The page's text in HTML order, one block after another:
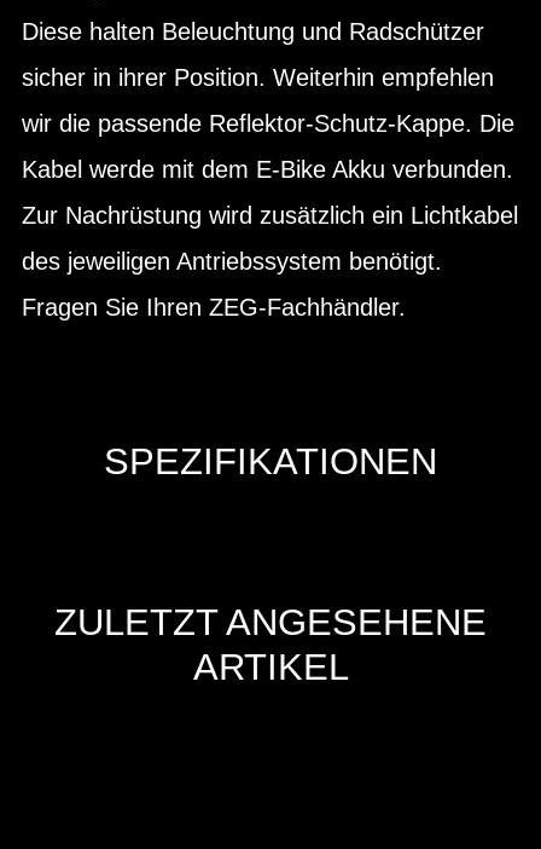
Diese halten Beleuchtung und Radschützer
sicher in ihrer Position. Weiterhin empfehlen
wir die passende Reflektor-Schutz-Kappe. Die
Kabel werde mit dem E-Bike Akku verbunden.
Zur Nachrüstung wird zusätzlich ein Lichtkabel
des jeweiligen Antriebssystem benötigt.
Fragen Sie Ihren ZEG-Fachhändler.
SPEZIFIKATIONEN
ZULETZT ANGESEHENE
ARTIKEL